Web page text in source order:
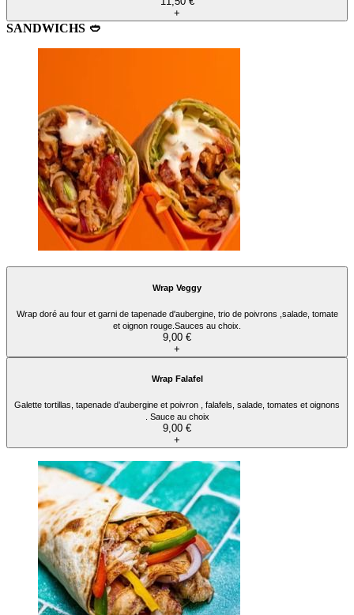
+
SANDWICHS ​🥙
Wrap Veggy
Wrap doré au four et garni de tapenade d'aubergine, trio de poivrons ,salade, tomate
et oignon rouge.Sauces au choix.
9,00 €
+
Wrap Falafel
Galette tortillas, tapenade d’aubergine et poivron , falafels, salade, tomates et oignons
. Sauce au choix
9,00 €
+